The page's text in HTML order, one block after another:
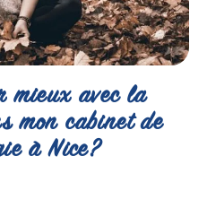
mieux avec la
mon cabinet de
à Nice?